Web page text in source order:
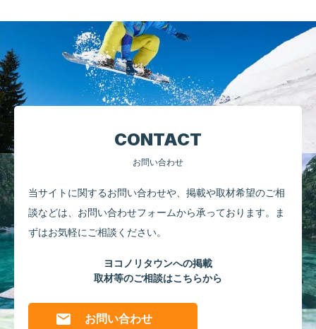
CONTACT
お問い合わせ
当サイトに関するお問い合わせや、掲載や取材希望のご相
談などは、 お問い合わせフォームから承っております。
ま
ずはお気軽にご相談ください。
ヨコノリタウンへの掲載
取材等のご相談はこちらから
お問い合わせ